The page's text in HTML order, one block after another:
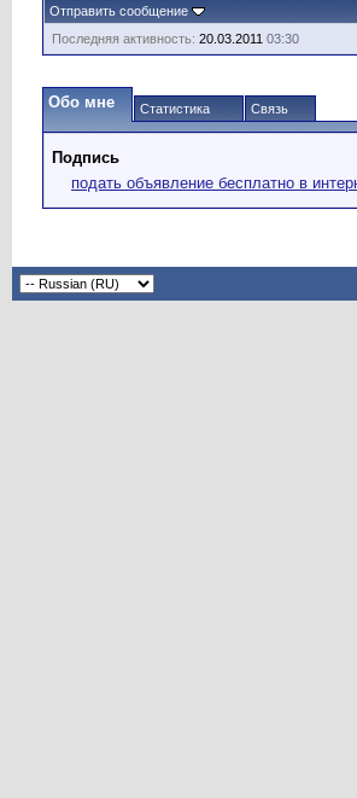
Отправить сообщение
Последняя активность: 20.03.2011 03:30
Обо мне Статистика Связь
Подпись
подать объявление бесплатно в